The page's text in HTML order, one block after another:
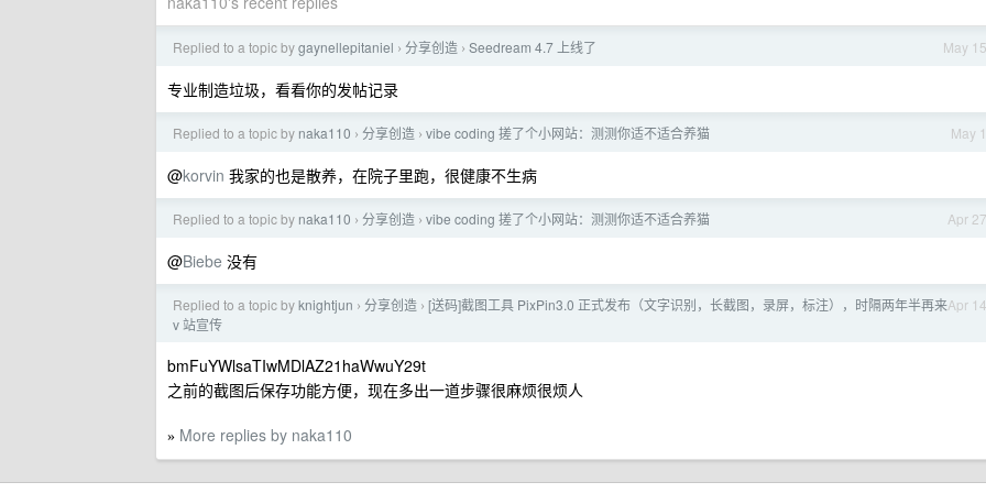
May 15
Replied to a topic bygaynellepitaniel › 分享创造 › Seedream 4.7 上线了
专业制造垃圾，看看你的发帖记录
May 1
Replied to a topic by naka110 › 分享创造 › vibe coding 搓了个小网站：测测你适不适合养猫
@korvin 我家的也是散养，在院子里跑，很健康不生病
Apr 27
Replied to a topic by naka110 › 分享创造 › vibe coding 搓了个小网站：测测你适不适合养猫
@Biebe 没有
Apr 14
Replied to a topic byknightjun › 分享创造 › [送码]截图工具 PixPin3.0 正式发布（文字识别，长截图，录屏，标注），时隔两年半再来
v 站宣传
bmFuYWlsaTIwMDlAZ21haWwuY29t
之前的截图后保存功能方便，现在多出一道步骤很麻烦很烦人
» More replies by naka110